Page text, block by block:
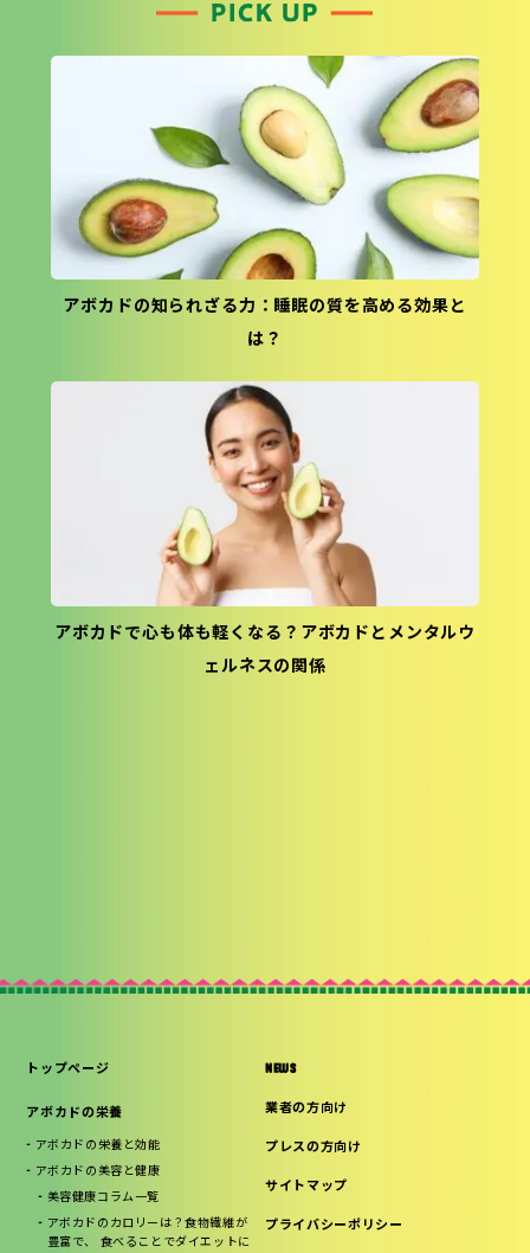
アボカドの知られざる力：睡眠の質を高める効果と
は？
アボカドで心も体も軽くなる？アボカドとメンタルウ
ェルネスの関係
トップページ
アボカドの栄養
アボカドの栄養と効能
アボカドの美容と健康
美容健康コラム一覧
アボカドのカロリーは？食物繊維が
豊富で、 食べることでダイエットに
NEWS
業者の方向け
プレスの方向け
サイトマップ
プライバシーポリシー